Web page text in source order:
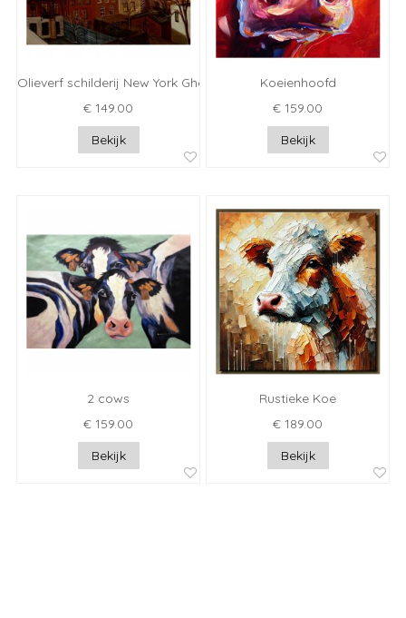
Olieverf schilderij New York Ghetto
€ 149.00
Bekijk
Koeienhoofd
€ 159.00
Bekijk
2 cows
€ 159.00
Bekijk
Rustieke Koe
€ 189.00
Bekijk